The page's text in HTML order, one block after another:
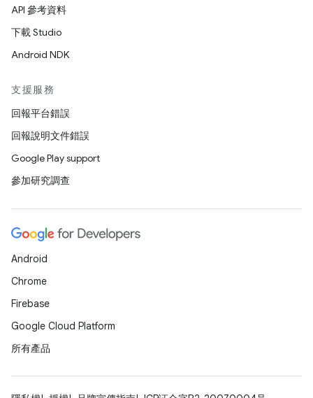
API 參考資料
下載 Studio
Android NDK
支援服務
回報平台錯誤
回報說明文件錯誤
Google Play support
參加研究調查
Android
Chrome
Firebase
Google Cloud Platform
所有產品